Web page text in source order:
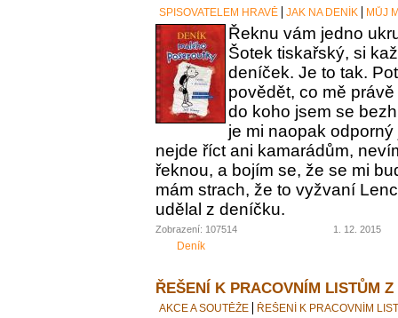
SPISOVATELEM HRAVĚ JAK NA DENÍK MŮJ
Řeknu vám jedno
Šotek tiskařský, si
deníček. Je to tak.
povědět, co mě
do koho jsem se
je mi naopak
nejde říct ani kamarádům,
řeknou, a bojím se, že se mi
mám strach, že to vyžvaní
udělal z deníčku.
Zobrazení: 107514 1. 12. 2015
Deník
ŘEŠENÍ K PRACOVNÍM LISTŮM Z
AKCE A SOUTĚŽE ŘEŠENÍ K PRACOVNÍM